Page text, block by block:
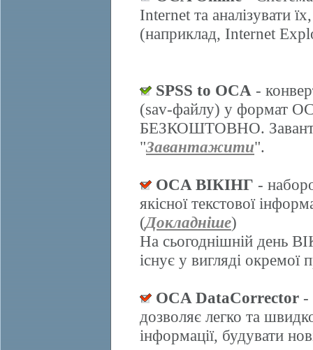
Internet та аналізувати
(наприклад, Internet
SPSS to OCA -
(sav-файлу) у формат
БЕЗКОШТОВНО.
"Завантажити".
OCA ВІКІНГ -
якісної текстової
(Докладніше)
На сьогоднішній день
існує у вигляді окремої
OCA DataCorrector -
дозволяє легко та
інформації, будувати